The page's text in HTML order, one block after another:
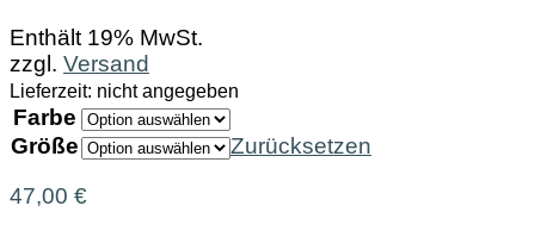
Enthält 19% MwSt.
zzgl. Versand
Lieferzeit: nicht angegeben
Farbe
Größe
Zurücksetzen
47,00 €